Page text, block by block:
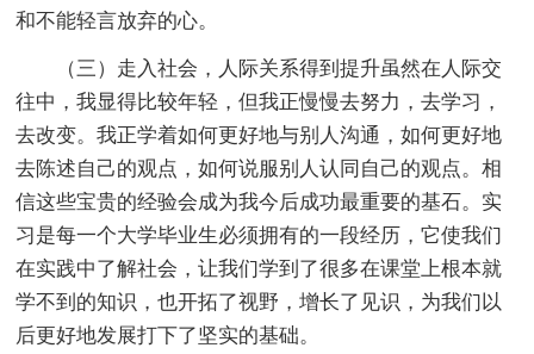
和不能轻言放弃的心。
（三）走入社会，人际关系得到提升虽然在人际交
往中，我显得比较年轻，但我正慢慢去努力，去学习，
去改变。我正学着如何更好地与别人沟通，如何更好地
去陈述自己的观点，如何说服别人认同自己的观点。相
信这些宝贵的经验会成为我今后成功最重要的基石。实
习是每一个大学毕业生必须拥有的一段经历，它使我们
在实践中了解社会，让我们学到了很多在课堂上根本就
学不到的知识，也开拓了视野，增长了见识，为我们以
后更好地发展打下了坚实的基础。